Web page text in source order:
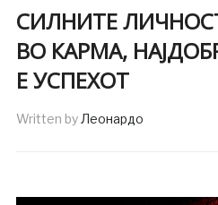
СИЛНИТЕ
ВО КАРМА,
Е УСПЕХОТ
Written byЛеонардо